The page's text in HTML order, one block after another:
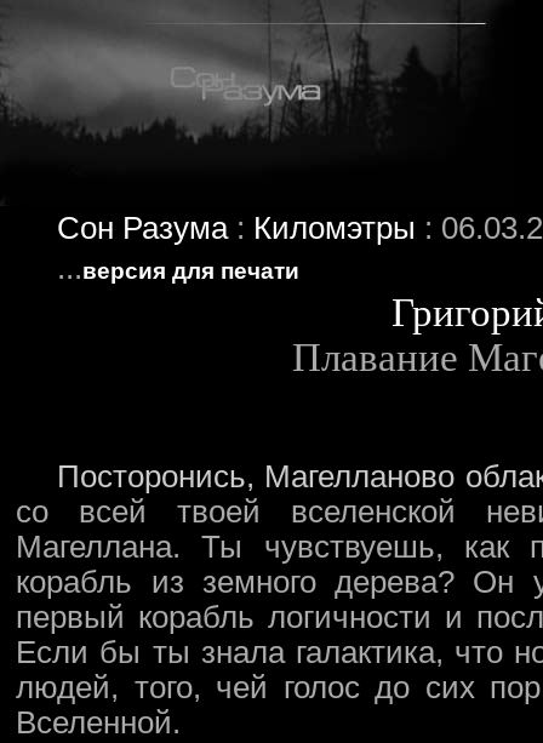
Сон Разума: Киломэтры :
...версия для печати
Плавание
Посторонись, Магелланово
со всей твоей вселенской
Магеллана. Ты чувствуешь, как
корабль из земного дерева? Он
первый корабль логичности и
Если бы ты знала галактика, что
людей, того, чей голос до сих
Вселенной.